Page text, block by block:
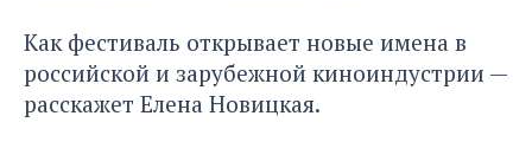
Как фестиваль открывает новые имена в
российской и зарубежной киноиндустрии —
расскажет Елена Новицкая.